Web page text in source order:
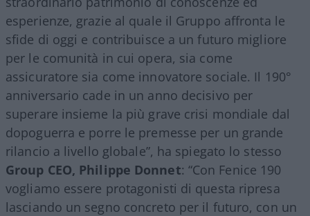
esperienze, grazie al quale il Gruppo affronta le
sfide di oggi e contribuisce a un futuro migliore
per le comunità in cui opera, sia come
assicuratore sia come innovatore sociale. Il 190°
anniversario cade in un anno decisivo per
superare insieme la più grave crisi mondiale dal
dopoguerra e porre le premesse per un grande
rilancio a livello globale”, ha spiegato lo stesso
Group CEO, Philippe Donnet: “Con Fenice 190
vogliamo essere protagonisti di questa ripresa
lasciando un segno concreto per il futuro, con un